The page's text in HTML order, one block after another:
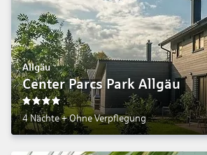
Allgäu
Center Parcs Park Allgäu
4
4 Nächte+Ohne Verpflegung